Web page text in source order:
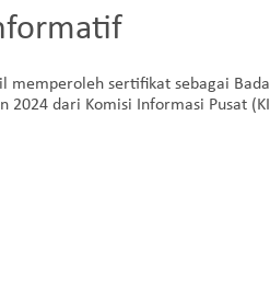
memperoleh sertifikat sebagai
dari Komisi Informasi Pusat